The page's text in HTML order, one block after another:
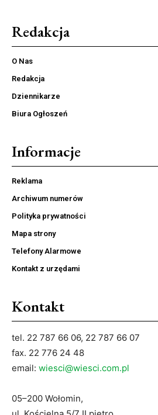
Redakcja
O Nas
Redakcja
Dziennikarze
Biura Ogłoszeń
Informacje
Reklama
Archiwum numerów
Polityka prywatności
Mapa strony
Telefony Alarmowe
Kontakt z urzędami
Kontakt
tel. 22 787 66 06, 22 787 66 07
fax. 22 776 24 48
email: wiesci@wiesci.com.pl
05–200 Wołomin,